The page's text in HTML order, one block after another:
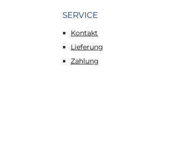
SERVICE
Kontakt
Lieferung
Zahlung